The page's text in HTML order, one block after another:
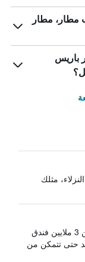
مطار
باريس
مثلك
يبحث HotelsCombined في أكثر من 3 ملايين فندق
حتى تتمكن من